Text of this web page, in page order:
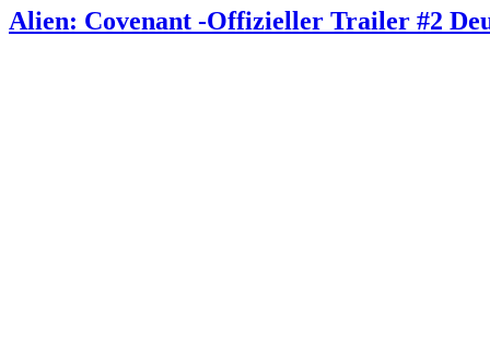
Alien: Covenant -Offizieller Trailer #2